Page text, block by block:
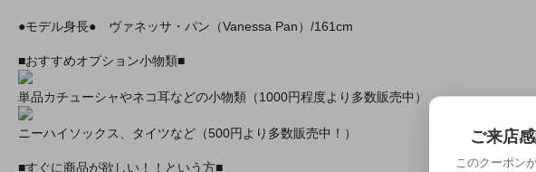
●モデル身長● ヴァネッサ・パン（Vanessa Pan）/161cm
■おすすめオプション小物類■
単品カチューシャやネコ耳などの小物類（1000円程度より多数販売中）
ニーハイソックス、タイツなど（500円より多数販売中！）
■すぐに商品が欲しい！！という方■
ご来店
このクーポン